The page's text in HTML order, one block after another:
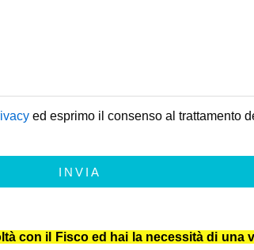
ed esprimo il consenso al trattamento
INVIA
con il Fisco ed hai la necessità di una